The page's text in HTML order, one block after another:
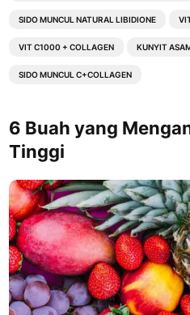
SIDO MUNCUL NATURAL LIBIDIONE
VIT C1000 + COLLAGEN KUNYIT
SIDO MUNCUL C+COLLAGEN
6 Buah yang
Tinggi